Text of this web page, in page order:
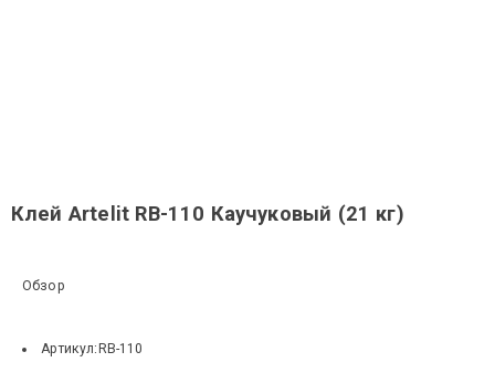
Клей Artelit RB-110 Каучуковый (21 кг)
Обзор
Артикул: RB-110